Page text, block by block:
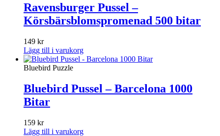
Ravensburger Pussel –
Körsbärsblomspromenad 500 bitar
149 kr
Lägg till i varukorg
Bluebird Puzzle
Bluebird Pussel – Barcelona 1000
Bitar
159 kr
Lägg till i varukorg